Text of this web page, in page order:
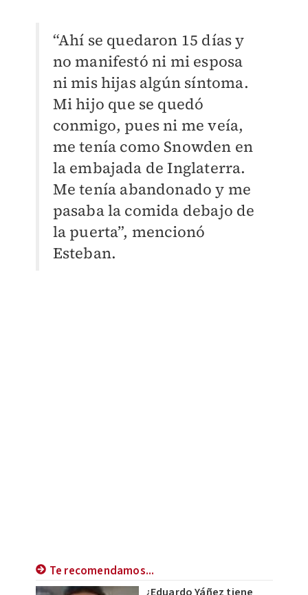
“Ahí se quedaron 15 días y
no manifestó ni mi esposa
ni mis hijas algún síntoma.
Mi hijo que se quedó
conmigo, pues ni me veía,
me tenía como Snowden en
la embajada de Inglaterra.
Me tenía abandonado y me
pasaba la comida debajo de
la puerta”, mencionó
Esteban.
Te recomendamos...